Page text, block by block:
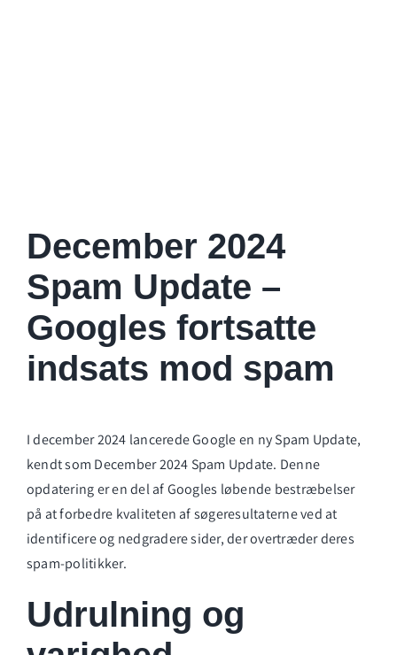
December 2024
Spam Update –
Googles fortsatte
indsats mod spam
I december 2024 lancerede Google en ny Spam Update,
kendt som December 2024 Spam Update. Denne
opdatering er en del af Googles løbende bestræbelser
på at forbedre kvaliteten af søgeresultaterne ved at
identificere og nedgradere sider, der overtræder deres
spam-politikker.
Udrulning og